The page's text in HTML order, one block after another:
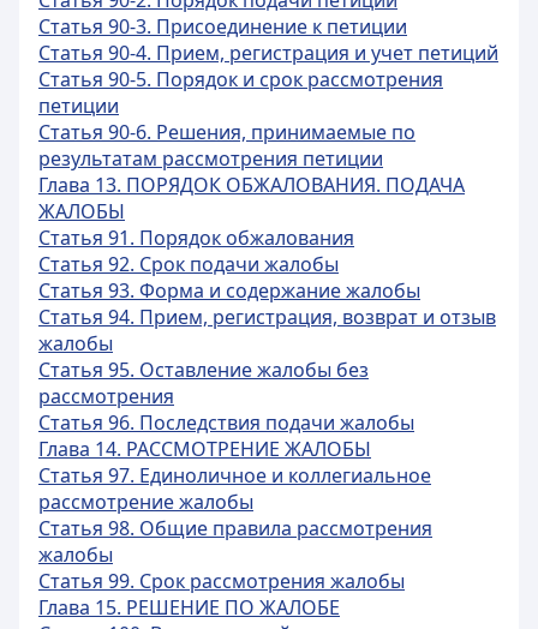
Статья 90-3. Присоединение к петиции
Статья 90-4. Прием, регистрация и учет петиций
Статья 90-5. Порядок и срок рассмотрения
петиции
Статья 90-6. Решения, принимаемые по
результатам рассмотрения петиции
Глава 13. ПОРЯДОК ОБЖАЛОВАНИЯ. ПОДАЧА
ЖАЛОБЫ
Статья 91. Порядок обжалования
Статья 92. Срок подачи жалобы
Статья 93. Форма и содержание жалобы
Статья 94. Прием, регистрация, возврат и отзыв
жалобы
Статья 95. Оставление жалобы без
рассмотрения
Статья 96. Последствия подачи жалобы
Глава 14. РАССМОТРЕНИЕ ЖАЛОБЫ
Статья 97. Единоличное и коллегиальное
рассмотрение жалобы
Статья 98. Общие правила рассмотрения
жалобы
Статья 99. Срок рассмотрения жалобы
Глава 15. РЕШЕНИЕ ПО ЖАЛОБЕ